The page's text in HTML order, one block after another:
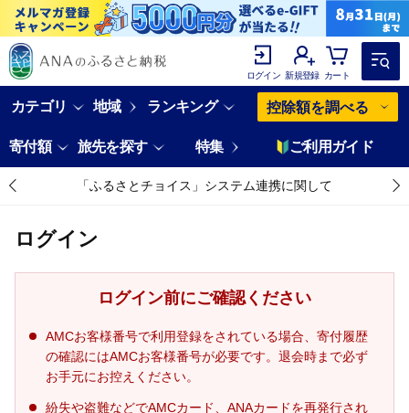
ログイン 新規登録 カート
カテゴリ 地域 ランキング 控除額を調べる
寄付額 旅先を探す 特集 ご利用ガイド
「ふるさとチョイス」システム連携に関して
ログイン
ログイン前にご確認ください
AMCお客様番号で利用登録をされている場合、寄付履歴
の確認にはAMCお客様番号が必要です。退会時まで必ず
お手元にお控えください。
紛失や盗難などでAMCカード、ANAカードを再発行され